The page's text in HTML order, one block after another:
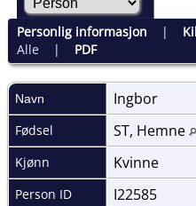
Personlig informasjon |
Alle| PDF
Navn Ingbor
Fødsel ST, Hemne
Kjønn Kvinne
Person ID I22585